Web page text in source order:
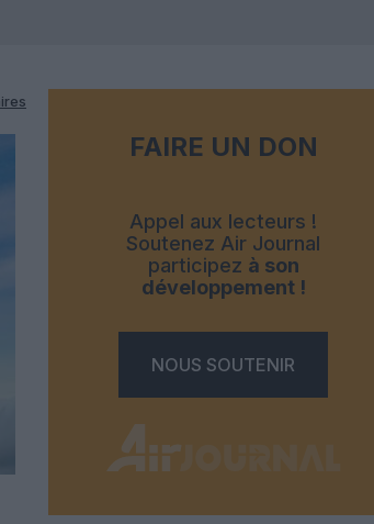
FAIRE UN DON
Appel aux lecteurs !
Soutenez Air Journal
participez à son
développement !
NOUS SOUTENIR